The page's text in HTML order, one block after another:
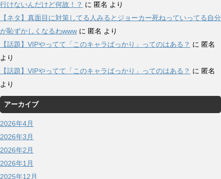
行けないんだけど何故！？ に 匿名 より
【ネタ】真面目に対策してる人みるとジョーカー死ねっていってる自分
が恥ずかしくなるわwww に 匿名 より
【話題】VIPやってて「このキャラばっかり」ってのはある？ に 匿名
より
【話題】VIPやってて「このキャラばっかり」ってのはある？ に 匿名
より
アーカイブ
2026年4月
2026年3月
2026年2月
2026年1月
2025年12月